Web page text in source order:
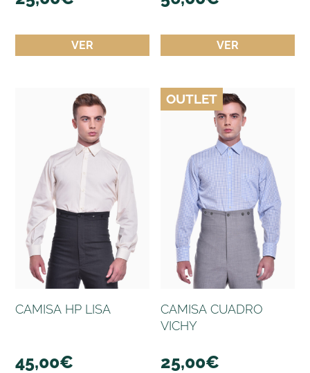
VER VER
CAMISA HP LISA
45,00€
OUTLET
CAMISA CUADRO
VICHY
25,00€